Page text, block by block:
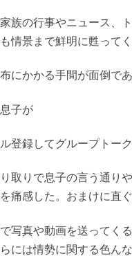
族の行事やニュース、
情景まで鮮明に甦ってく
にかかる手間が面倒であ
子が
登録してグループトー
取りで息子の言う通り
痛感した。おまけに直ぐ
写真や動画を送ってく
には情勢に関する色ん